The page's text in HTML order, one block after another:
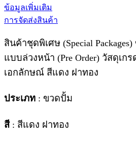
ข้อมูลเพิ่มเติม
การจัดส่งสินค้า
สินค้าชุดพิเศษ (Special
แบบล่วงหน้า (Pre Order) วัสดุเ
เอกลักษณ์ สีแดง ฝาทอง
ประเภท : ขวดปั้ม
สี: สีแดง ฝาทอง